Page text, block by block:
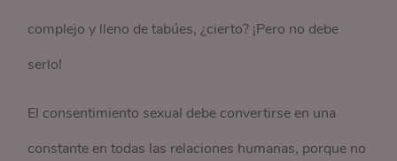
complejo y lleno de tabúes, ¿cierto? ¡Pero no debe
serlo!
El consentimiento sexual debe convertirse en una
constante en todas las relaciones humanas, porque no